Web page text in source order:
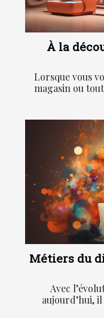
À la
Lorsque vous
magasin ou
Métiers du
Avec
aujourd’hui,